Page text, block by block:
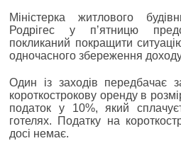
Міністерка житлового
Родрігес у пʼятницю
покликаний покращити
одночасного збереження доходу
Один із заходів передбачає
короткострокову оренду в
податок у 10%, який
готелях. Податку на
досі немає.